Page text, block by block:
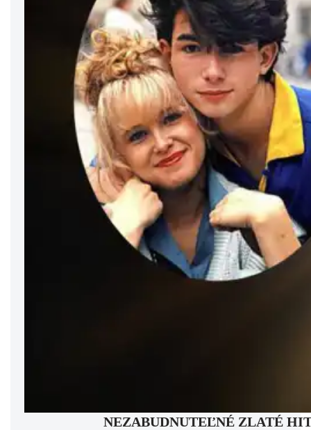
NEZABUDNUTEĽNÉ ZLATÉ